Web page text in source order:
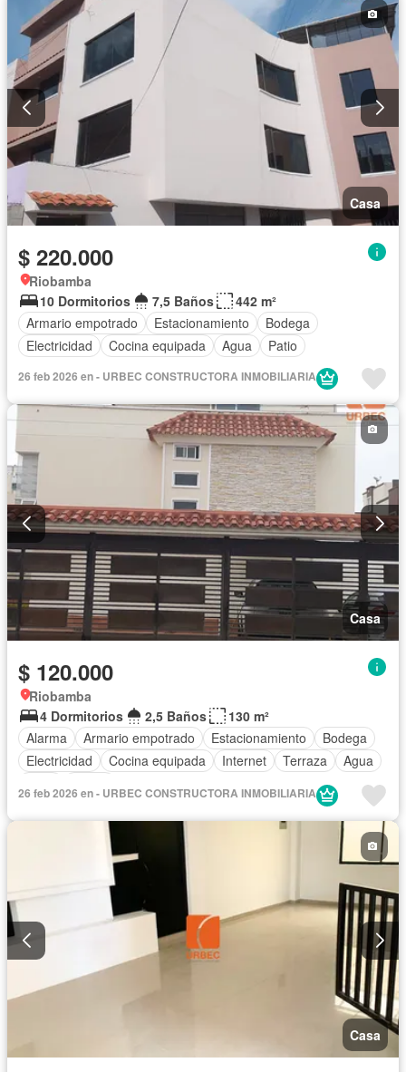
Casa
$ 220.000
Riobamba
10 Dormitorios
7,5 Baños
442 m²
Armario empotrado
Estacionamiento
Bodega
Electricidad
Cocina equipada Agua Patio
26 feb 2026 en - URBEC CONSTRUCTORA INMOBILIARIA
Casa
$ 120.000
Riobamba
4 Dormitorios
2,5 Baños
130 m²
Alarma
Armario empotrado Estacionamiento
Bodega
Electricidad
Cocina equipada Internet Terraza
Agua
26 feb 2026 en - URBEC CONSTRUCTORA INMOBILIARIA
Casa